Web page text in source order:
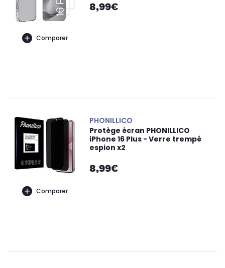
Comparer
8,99€
Comparer
PHONILLICO
Protège écran PHONILLICO
iPhone 16 Plus - Verre trempé
espion x2
8,99€